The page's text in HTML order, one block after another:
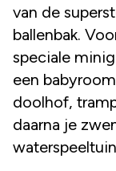
van de
ballenbak.
speciale
een
doolhof,
daarna je